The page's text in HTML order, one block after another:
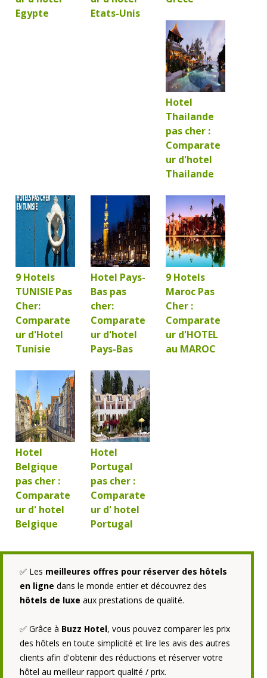
Egypte
Etats-Unis
Hotel
Thailande
pas cher :
Comparate
ur d'hotel
Thailande
9 Hotels
TUNISIE Pas
Cher:
Comparate
ur d'Hotel
Tunisie
Hotel Pays-
Bas pas
cher:
Comparate
ur d'hotel
Pays-Bas
9 Hotels
Maroc Pas
Cher :
Comparate
ur d'HOTEL
au MAROC
Hotel
Belgique
pas cher :
Comparate
ur d' hotel
Belgique
Hotel
Portugal
pas cher :
Comparate
ur d' hotel
Portugal
✅ Les meilleures offres pour réserver des hôtels
en ligne dans le monde entier et découvrez des
hôtels de luxe aux prestations de qualité.
✅ Grâce à Buzz Hotel, vous pouvez comparer les prix
des hôtels en toute simplicité et lire les avis des autres
clients afin d'obtenir des réductions et réserver votre
hôtel au meilleur rapport qualité / prix.